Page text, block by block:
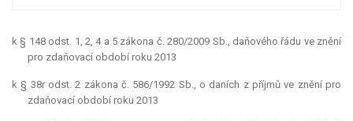
k § 148 odst. 1, 2, 4 a 5 zákona č. 280/2009 Sb., daňového řádu ve znění
pro zdaňovací období roku 2013
k § 38r odst. 2 zákona č. 586/1992 Sb., o daních z příjmů ve znění pro
zdaňovací období roku 2013